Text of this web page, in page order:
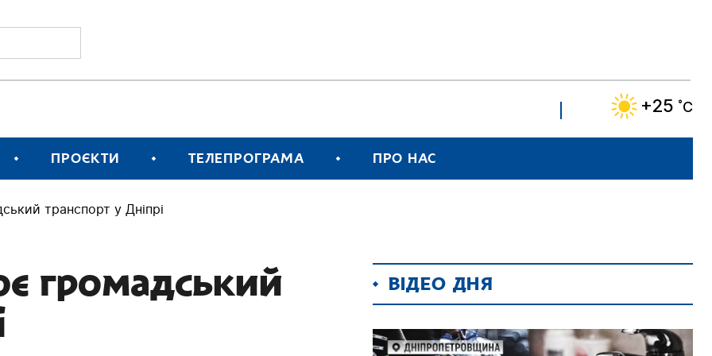
+25 ˚C
ПРОЄКТИ ТЕЛЕПРОГРАМА ПРО НАС
транспорт у Дніпрі
громадський
ВІДЕО ДНЯ